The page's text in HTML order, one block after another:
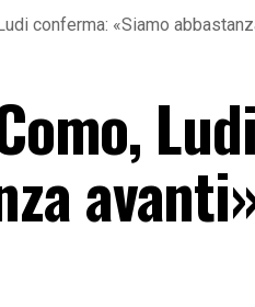
conferma: «Siamo